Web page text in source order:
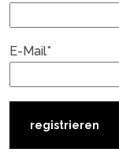
E-Mail*